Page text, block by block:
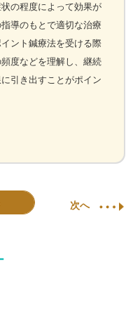
の程度によって効果が
導のもとで適切な治療
ント鍼療法を受ける際
度などを理解し、継続
引き出すことがポイン
次へ